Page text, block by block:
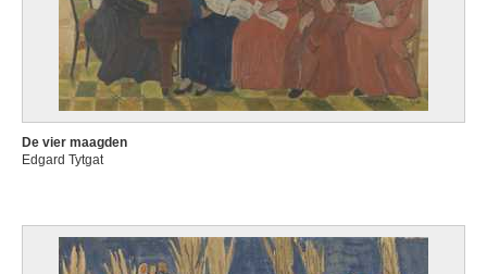
De vier maagden
Edgard Tytgat